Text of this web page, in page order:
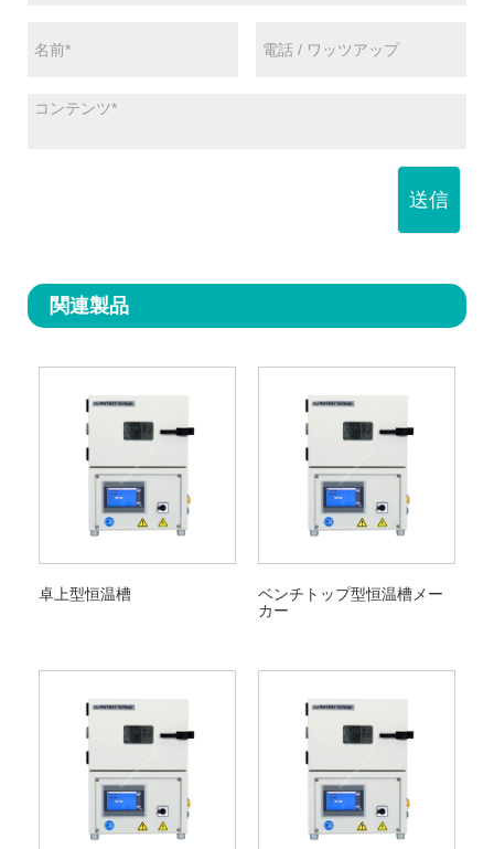
送信
関連製品
卓上型恒温槽
ベンチトップ型恒温槽メー
カー